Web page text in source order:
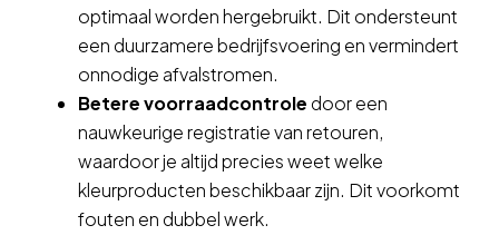
optimaal worden hergebruikt. Dit ondersteunt
een duurzamere bedrijfsvoering en vermindert
onnodige afvalstromen.
Betere voorraadcontrole door een
nauwkeurige registratie van retouren,
waardoor je altijd precies weet welke
kleurproducten beschikbaar zijn. Dit voorkomt
fouten en dubbel werk.